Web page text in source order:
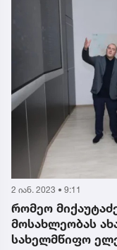
2 იან. 2023 • 9:11
რომეო
მოსახლეობას
სახელმწიფო